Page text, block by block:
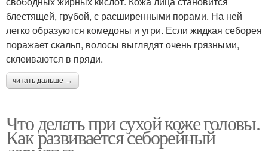
блестящей, грубой, с расширенными порами. На ней
легко образуются комедоны и угри. Если жидкая себорея
поражает скальп, волосы выглядят очень грязными,
склеиваются в пряди.
читать дальше →
Что делать при сухой коже головы.
Как развивается себорейный